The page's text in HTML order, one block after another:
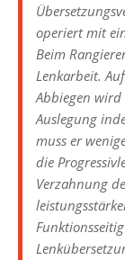
operiert mit
Beim
Lenkarbeit.
Abbiegen
Auslegung
muss er
die
Verzahnung